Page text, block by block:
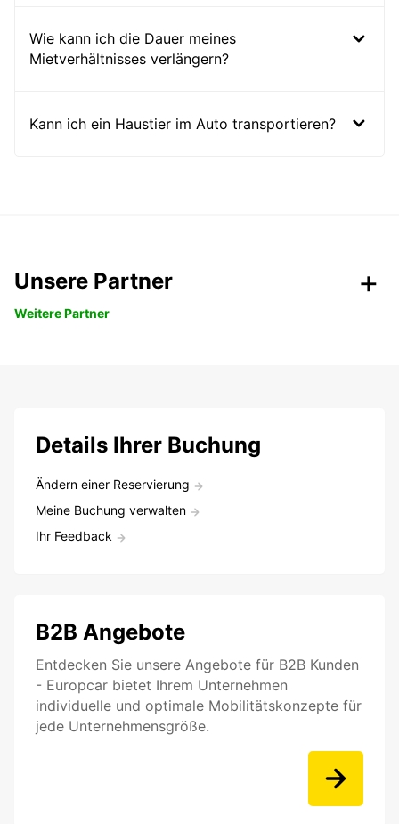
Wie kann ich die Dauer meines
Mietverhältnisses verlängern?
Kann ich ein Haustier im Auto transportieren?
Unsere Partner
Weitere Partner
Details Ihrer Buchung
Ändern einer Reservierung
Meine Buchung verwalten
Ihr Feedback
B2B Angebote
Entdecken Sie unsere Angebote für B2B Kunden
- Europcar bietet Ihrem Unternehmen
individuelle und optimale Mobilitätskonzepte für
jede Unternehmensgröße.